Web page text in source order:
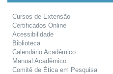
Cursos de Extensão
Certificados Online
Acessibilidade
Biblioteca
Calendário Acadêmico
Manual Acadêmico
Comitê de Ética em Pesquisa